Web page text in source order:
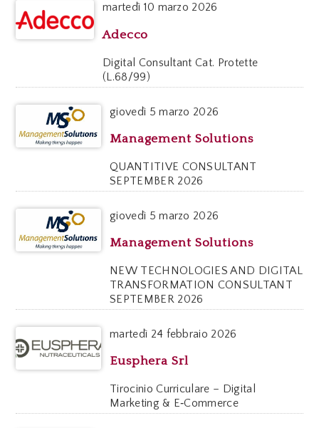
martedì 10 marzo 2026
Adecco
Digital Consultant Cat. Protette
(L.68/99)
giovedì 5 marzo 2026
Management Solutions
QUANTITIVE CONSULTANT
SEPTEMBER 2026
giovedì 5 marzo 2026
Management Solutions
NEW TECHNOLOGIES AND DIGITAL
TRANSFORMATION CONSULTANT
SEPTEMBER 2026
martedì 24 febbraio 2026
Eusphera Srl
Tirocinio Curriculare – Digital
Marketing & E‑Commerce